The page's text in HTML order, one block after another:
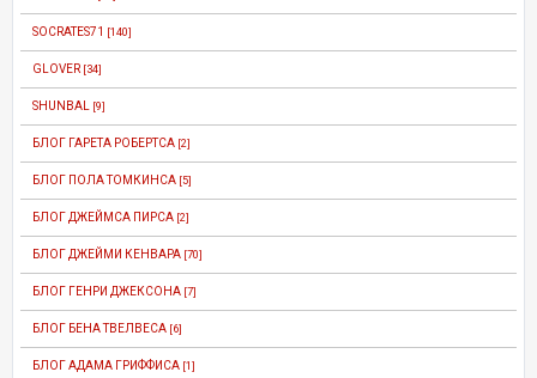
SOCRATES71 [140]
GLOVER [34]
SHUNBAL [9]
БЛОГ ГАРЕТА РОБЕРТСА [2]
БЛОГ ПОЛА ТОМКИНСА [5]
БЛОГ ДЖЕЙМСА ПИРСА [2]
БЛОГ ДЖЕЙМИ КЕНВАРА [70]
БЛОГ ГЕНРИ ДЖЕКСОНА [7]
БЛОГ БЕНА ТВЕЛВЕСА [6]
БЛОГ АДАМА ГРИФФИСА [1]